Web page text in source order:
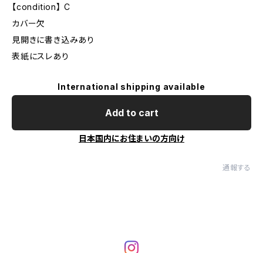
【condition】 C
カバー欠
見開きに書き込みあり
表紙にスレあり
International shipping available
Add to cart
日本国内にお住まいの方向け
通報する